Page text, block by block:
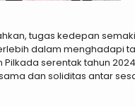
tugas kedepan
dalam menghadapi
serentak tahun
dan soliditas antar